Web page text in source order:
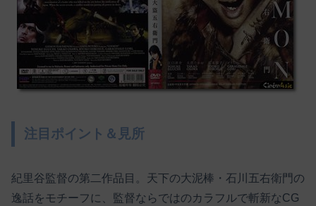
注目ポイント＆見所
紀里谷監督の第二作品目。天下の大泥棒・石川五右衛門の
逸話をモチーフに、監督ならではのカラフルで斬新なCG